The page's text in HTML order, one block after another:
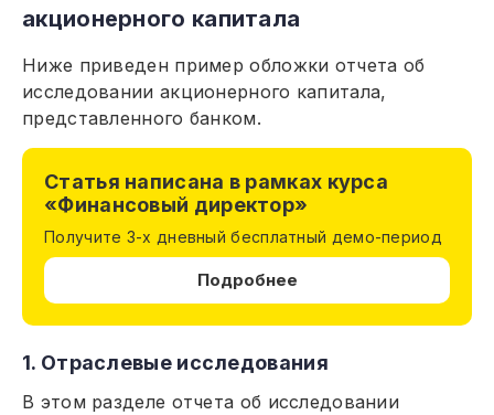
акционерного капитала
Ниже приведен пример обложки отчета об
исследовании акционерного капитала,
представленного банком.
Статья написана в рамках курса
«Финансовый директор»
Получите 3-х дневный бесплатный демо-период
Подробнее
1. Отраслевые исследования
В этом разделе отчета об исследовании